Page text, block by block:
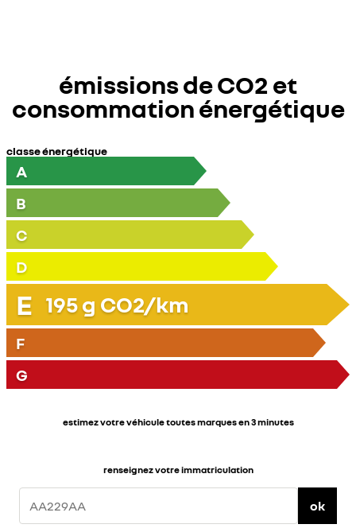
émissions de CO2 et
consommation énergétique
classe énergétique
A
B
C
D
E 195g CO2/km
F
G
estimez votre véhicule toutes marques en 3 minutes
renseignez votre immatriculation
ok